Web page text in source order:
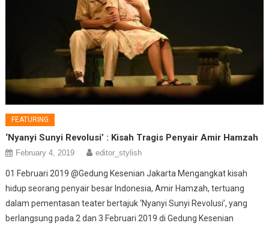
FEATURING
‘Nyanyi Sunyi Revolusi’ : Kisah Tragis Penyair Amir Hamzah
February 4, 2019 editor_stylish
01 Februari 2019 @Gedung Kesenian Jakarta Mengangkat kisah
hidup seorang penyair besar Indonesia, Amir Hamzah, tertuang
dalam pementasan teater bertajuk ‘Nyanyi Sunyi Revolusi’, yang
berlangsung pada 2 dan 3 Februari 2019 di Gedung Kesenian